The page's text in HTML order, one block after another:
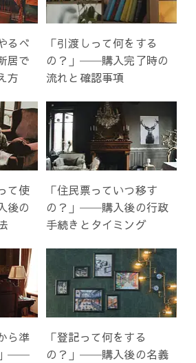
るべ
居で
方
「引渡しって何をする
の？」──購入完了時の
流れと確認事項
て使
後の
「住民票っていつ移す
の？」──購入後の行政
手続きとタイミング
ら準
」──
「登記って何をする
の？」──購入後の名義